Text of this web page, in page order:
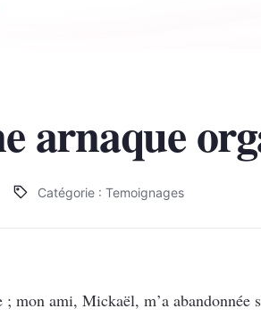
arnaque
Catégorie : Temoignages
ami, Mickaël, m’a abandonnée